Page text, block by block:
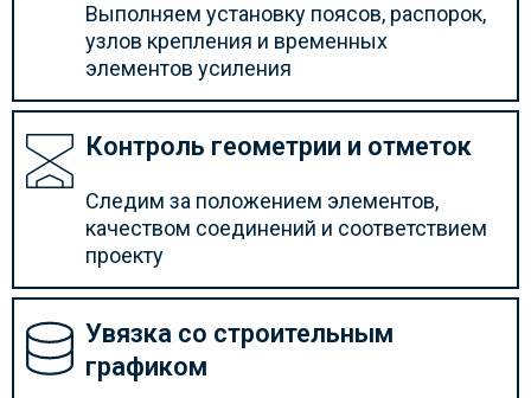
Выполняем установку поясов, распорок,
узлов крепления и временных
элементов усиления
Контроль геометрии и отметок
Следим за положением элементов,
качеством соединений и соответствием
проекту
Увязка со строительным
графиком